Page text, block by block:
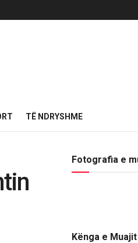
TË NDRYSHME
Fotografia e
Kënga e Muajit